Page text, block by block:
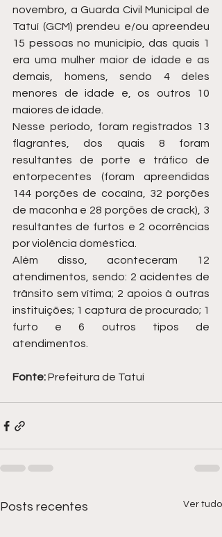
novembro, a Guarda Civil Municipal de
Tatuí (GCM) prendeu e/ou apreendeu
15 pessoas no município, das quais 1
era uma mulher maior de idade e as
demais, homens, sendo 4 deles
menores de idade e, os outros 10
maiores de idade.
Nesse período, foram registrados 13
flagrantes, dos quais 8 foram
resultantes de porte e tráfico de
entorpecentes (foram apreendidas
144 porções de cocaína, 32 porções
de maconha e 28 porções de crack), 3
resultantes de furtos e 2 ocorrências
por violência doméstica.
Além disso, aconteceram 12
atendimentos, sendo: 2 acidentes de
trânsito sem vítima; 2 apoios à outras
instituições; 1 captura de procurado; 1
furto e 6 outros tipos de
atendimentos.
Fonte: Prefeitura de Tatuí
Posts recentes Ver tudo